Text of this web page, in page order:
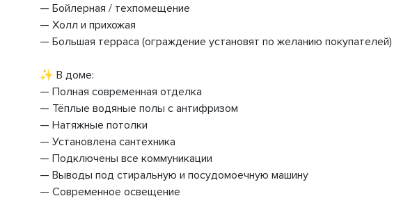
— Бойлерная / техпомещение
— Холл и прихожая
— Большая терраса (ограждение установят по желанию покупателей)
✨ В доме:
— Полная современная отделка
— Тёплые водяные полы с антифризом
— Натяжные потолки
— Установлена сантехника
— Подключены все коммуникации
— Выводы под стиральную и посудомоечную машину
— Современное освещение